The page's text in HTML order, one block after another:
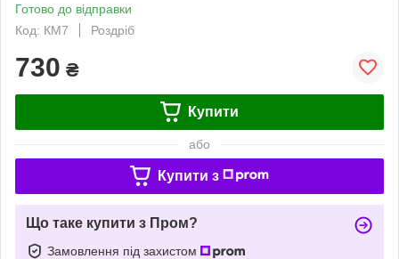
Готово до відправки
Код: КМ7
Роздріб
730 ₴
Купити
або
Купити з
Що таке купити з Пром?
Замовлення під захистом